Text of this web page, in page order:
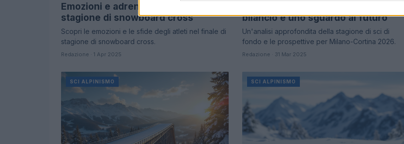
Emozioni e adrenalina nel finale di
stagione di snowboard cross
Scopri le emozioni e le sfide degli atleti nel finale di
stagione di snowboard cross.
Redazione · 1 Apr 2025
bilancio e uno sguardo al futuro
Un'analisi approfondita della stagione di sci di
fondo e le prospettive per Milano-Cortina 2026.
Redazione · 31 Mar 2025
SCI ALPINISMO SCI ALPINISMO